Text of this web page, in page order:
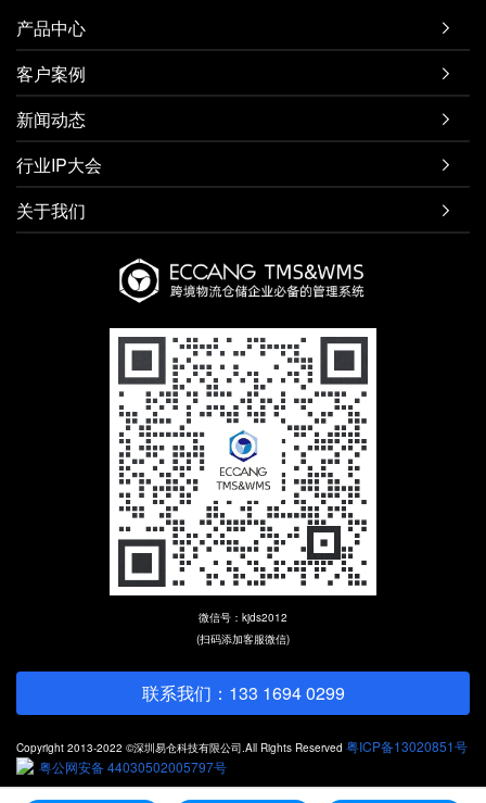
产品中心 
客户案例 
新闻动态 
行业IP大会 
关于我们 
微信号：kjds2012
(扫码添加客服微信)
联系我们：133 1694 0299
Copyright 2013-2022 ©深圳易仓科技有限公司.All Rights Reserved 粤ICP备13020851号
粤公网安备 44030502005797号